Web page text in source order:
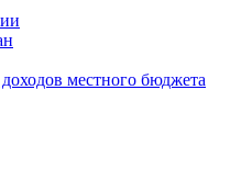
местного бюджета